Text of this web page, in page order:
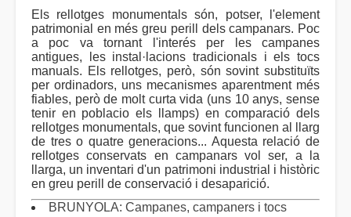
Els rellotges monumentals són, potser, l'element
patrimonial en més greu perill dels campanars. Poc
a poc va tornant l'interés per les campanes
antigues, les instal·lacions tradicionals i els tocs
manuals. Els rellotges, però, són sovint substituïts
per ordinadors, uns mecanismes aparentment més
fiables, però de molt curta vida (uns 10 anys, sense
tenir en poblacio els llamps) en comparació dels
rellotges monumentals, que sovint funcionen al llarg
de tres o quatre generacions... Aquesta relació de
rellotges conservats en campanars vol ser, a la
llarga, un inventari d'un patrimoni industrial i històric
en greu perill de conservació i desaparició.
BRUNYOLA: Campanes, campaners i tocs